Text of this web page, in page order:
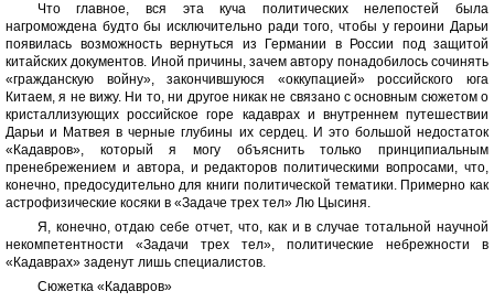
Что главное, вся эта куча политических нелепостей была
нагромождена будто бы исключительно ради того, чтобы у героини Дарьи
появилась возможность вернуться из Германии в России под защитой
китайских документов. Иной причины, зачем автору понадобилось сочинять
«гражданскую войну», закончившуюся «оккупацией» российского юга
Китаем, я не вижу. Ни то, ни другое никак не связано с основным сюжетом о
кристаллизующих российское горе кадаврах и внутреннем путешествии
Дарьи и Матвея в черные глубины их сердец. И это большой недостаток
«Кадавров», который я могу объяснить только принципиальным
пренебрежением и автора, и редакторов политическими вопросами, что,
конечно, предосудительно для книги политической тематики. Примерно как
астрофизические косяки в «Задаче трех тел» Лю Цысиня.
Я, конечно, отдаю себе отчет, что, как и в случае тотальной научной
некомпетентности «Задачи трех тел», политические небрежности в
«Кадаврах» заденут лишь специалистов.
Сюжетка «Кадавров»